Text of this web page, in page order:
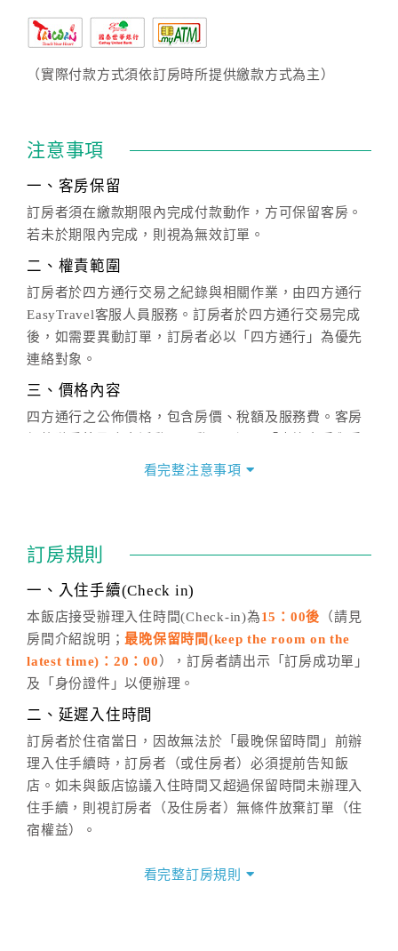
（實際付款方式須依訂房時所提供繳款方式為主）
注意事項
一、客房保留
訂房者須在繳款期限內完成付款動作，方可保留客房。
若未於期限內完成，則視為無效訂單。
二、權責範圍
訂房者於四方通行交易之紀錄與相關作業，由四方通行
EasyTravel客服人員服務。訂房者於四方通行交易完成
後，如需要異動訂單，訂房者必以「四方通行」為優先
連絡對象。
三、價格內容
四方通行之公佈價格，包含房價、稅額及服務費。客房
價」之當日價格為標準。
話方式異動訂單。
※非客服時間之申辦異動，皆為次日計算及辦理。
五、客服時間
週一至週日，上午9:00～晚上6:00
六、聯絡方式
(07)9682715 。
看完整注意事項
訂房規則
一、入住手續(Check in)
本飯店接受辦理入住時間(Check-in)為15：00後 （請見
房間介紹說明；最晚保留時間(keep the room on the
latest time)：20：00 ），訂房者請出示「訂房成功單」
及「身份證件」以便辦理。
二、延遲入住時間
訂房者於住宿當日，因故無法於「最晚保留時間」前辦
理入住手續時，訂房者（或住房者）必須提前告知飯
店。如未與飯店協議入住時間又超過保留時間未辦理入
住手續，則視訂房者（及住房者）無條件放棄訂單（住
宿權益）。
看完整訂房規則